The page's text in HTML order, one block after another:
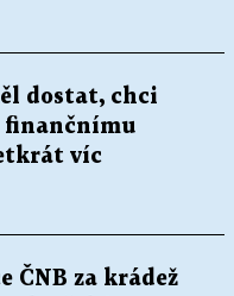
dostat, chci
finančnímu
víc
ČNB za krádež